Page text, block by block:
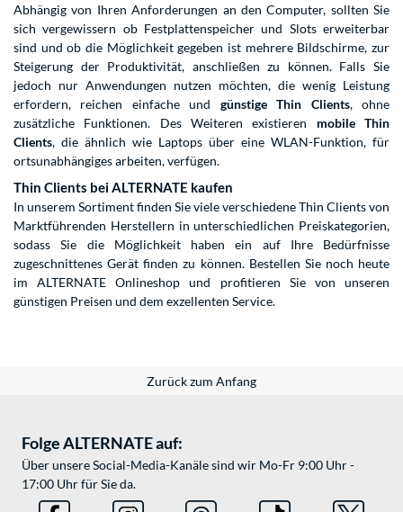
Abhängig von Ihren Anforderungen an den Computer, sollten Sie
sich vergewissern ob Festplattenspeicher und Slots erweiterbar
sind und ob die Möglichkeit gegeben ist mehrere Bildschirme, zur
Steigerung der Produktivität, anschließen zu können. Falls Sie
jedoch nur Anwendungen nutzen möchten, die wenig Leistung
erfordern, reichen einfache und günstige Thin Clients, ohne
zusätzliche Funktionen. Des Weiteren existieren mobile Thin
Clients, die ähnlich wie Laptops über eine WLAN-Funktion, für
ortsunabhängiges arbeiten, verfügen.
Thin Clients bei ALTERNATE kaufen
In unserem Sortiment finden Sie viele verschiedene Thin Clients von
Marktführenden Herstellern in unterschiedlichen Preiskategorien,
sodass Sie die Möglichkeit haben ein auf Ihre Bedürfnisse
zugeschnittenes Gerät finden zu können. Bestellen Sie noch heute
im ALTERNATE Onlineshop und profitieren Sie von unseren
günstigen Preisen und dem exzellenten Service.
Zurück zum Anfang
Folge ALTERNATE auf:
Über unsere Social-Media-Kanäle sind wir Mo-Fr 9:00 Uhr -
17:00 Uhr für Sie da.